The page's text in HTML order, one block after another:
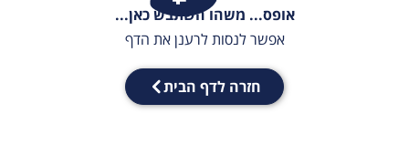
אופס... משהו השתבש כאן...
אפשר לנסות לרענן את הדף
חזרה לדף הבית